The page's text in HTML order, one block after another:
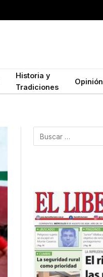
Historia y
Tradiciones
Opinión